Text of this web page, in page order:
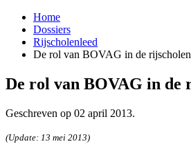
Home
Dossiers
Rijscholenleed
De rol van BOVAG in de
De rol van BOVAG in de
Geschreven op 02 april 2013.
(Update: 13 mei 2013)